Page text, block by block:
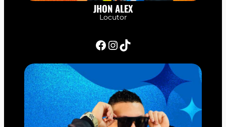
JHON ALEX
Locutor
Facebook InstagramTikTok